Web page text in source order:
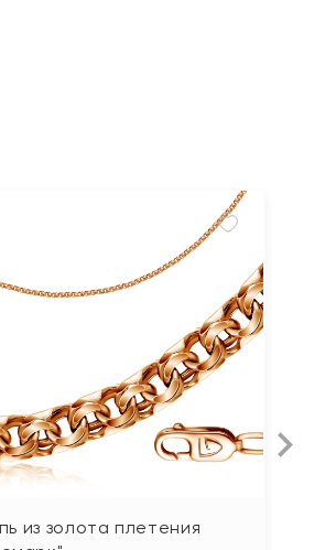
из золота плетения